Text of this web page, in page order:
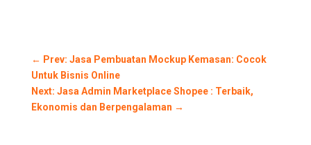
← Prev: Jasa Pembuatan Mockup Kemasan: Cocok
Untuk Bisnis Online
Next: Jasa Admin Marketplace Shopee : Terbaik,
Ekonomis dan Berpengalaman →